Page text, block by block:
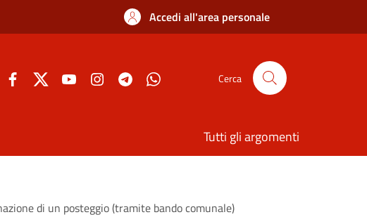
Accedi all'area personale
Cerca
Tutti gli argomenti
di un posteggio (tramite bando comunale)